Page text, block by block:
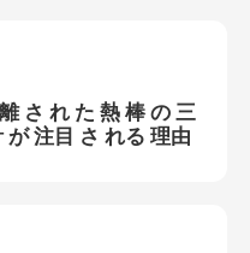
さ れ た 熱 棒 の 三
が 注目 さ れる 理由